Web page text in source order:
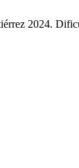
2024.